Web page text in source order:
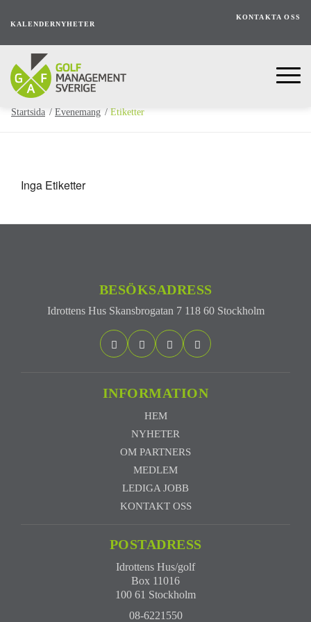
KALENDERNYHETER
KONTAKTA OSS
Startsida / Evenemang / Etiketter
Inga Etiketter
BESÖKSADRESS
Idrottens HusSkansbrogatan 7118 60 Stockholm
INFORMATION
HEM
NYHETER
OM PARTNERS
MEDLEM
LEDIGA JOBB
KONTAKT OSS
POSTADRESS
Idrottens Hus/golf
Box 11016
100 61 Stockholm
08-6221550